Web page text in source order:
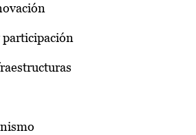
participación